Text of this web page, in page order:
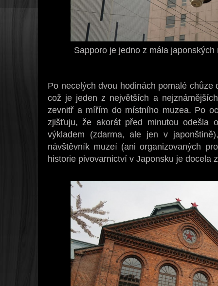
Sapporo je jedno z mála
Po necelých dvou hodinách pomalé
což je jeden z největších a
zevnitř a mířím do místního muzea. Po
zjišťuju, že akorát před minutou odešla
výkladem (zdarma, ale jen v
návštěvník muzeí (ani organizovaných
historie pivovarnictví v Japonsku je docela